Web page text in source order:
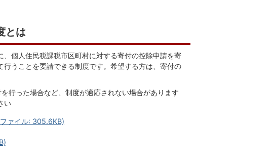
とは
個人住民税課税市区町村に対する寄付の控除申請を寄
うことを要請できる制度です。希望する方は、寄付の
行った場合など、制度が適応されない場合があります
い
ァイル: 305.6KB)